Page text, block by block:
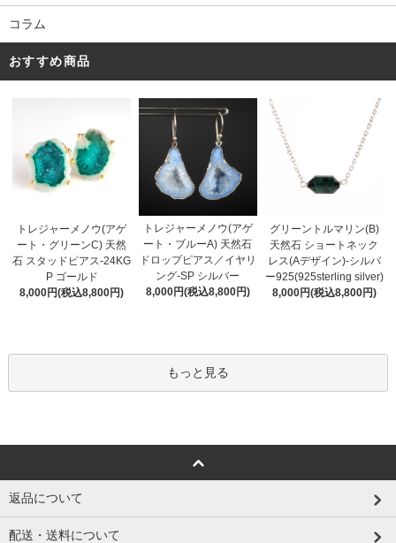
コラム
おすすめ商品
トレジャーメノウ(アゲ
ート・グリーンC) 天然
石 スタッドピアス-24KG
P ゴールド
8,000円(税込8,800円)
トレジャーメノウ(アゲ
ート・ブルーA) 天然石
ドロップピアス／イヤリ
ング-SP シルバー
8,000円(税込8,800円)
グリーントルマリン(B)
天然石 ショートネック
レス(Aデザイン)-シルバ
ー925(925sterling silver)
8,000円(税込8,800円)
もっと見る
返品について
配送・送料について